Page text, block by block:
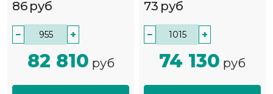
86 руб
− +
82 810 руб
73 руб
− +
74 130 руб